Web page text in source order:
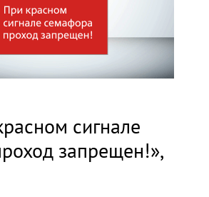
сигнале
запрещен!»,